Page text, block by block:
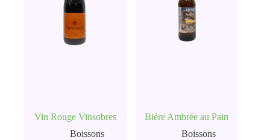
Vin Rouge Vinsobres
Boissons
Bière Ambrée au Pain
Boissons